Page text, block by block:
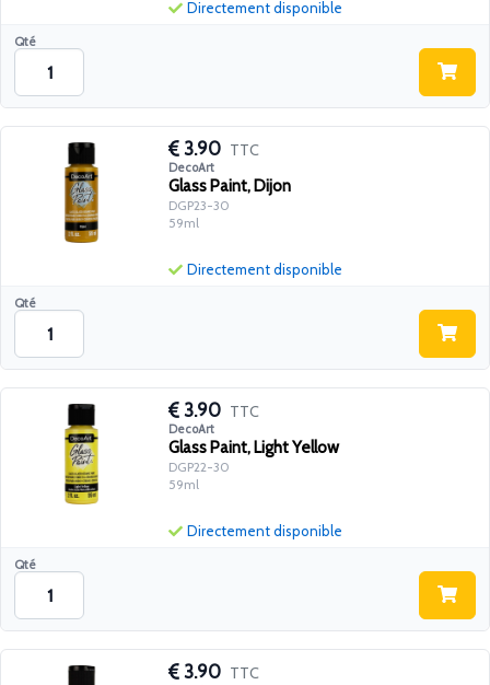
Qté
Directement disponible
3.90 TTC
DecoArt
Glass Paint, Dijon
DGP23-30
59ml
Qté
Directement disponible
3.90 TTC
DecoArt
Glass Paint, Light Yellow
DGP22-30
59ml
Qté
Directement disponible
3.90 TTC